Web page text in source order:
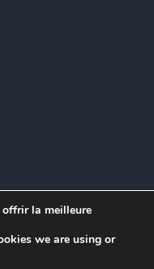
| Par FSU |Plan du site
la meilleure
we are using or